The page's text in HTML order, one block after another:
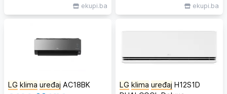
ekupi.ba ekupi.ba
LG klima uređaj AC18BK LG klima uređaj H12S1D